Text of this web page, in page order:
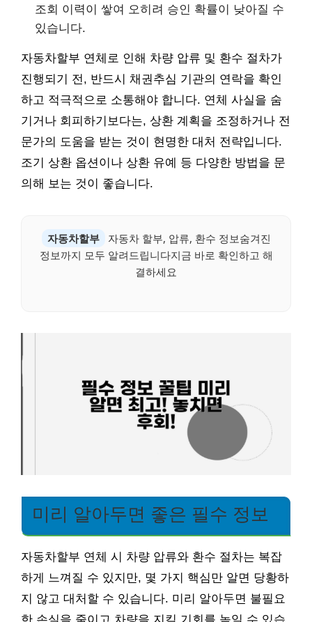
조회 이력이 쌓여 오히려 승인 확률이 낮아질 수
있습니다.
자동차할부 연체로 인해 차량 압류 및 환수 절차가
진행되기 전, 반드시 채권추심 기관의 연락을 확인
하고 적극적으로 소통해야 합니다. 연체 사실을 숨
기거나 회피하기보다는, 상환 계획을 조정하거나 전
문가의 도움을 받는 것이 현명한 대처 전략입니다.
조기 상환 옵션이나 상환 유예 등 다양한 방법을 문
의해 보는 것이 좋습니다.
자동차할부
자동차 할부, 압류, 환수 정보숨겨진
정보까지 모두 알려드립니다지금 바로 확인하고 해
결하세요
미리 알아두면 좋은 필수 정보
자동차할부 연체 시 차량 압류와 환수 절차는 복잡
하게 느껴질 수 있지만, 몇 가지 핵심만 알면 당황하
지 않고 대처할 수 있습니다. 미리 알아두면 불필요